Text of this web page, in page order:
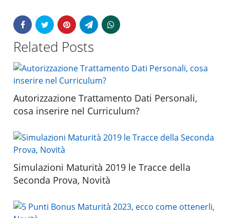
Related Posts
Autorizzazione Trattamento Dati Personali,
cosa inserire nel Curriculum?
Simulazioni Maturità 2019 le Tracce della
Seconda Prova, Novità